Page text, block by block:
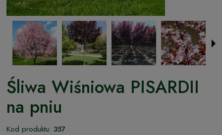
Śliwa Wiśniowa PISARDII
na pniu
Kod produktu: 357